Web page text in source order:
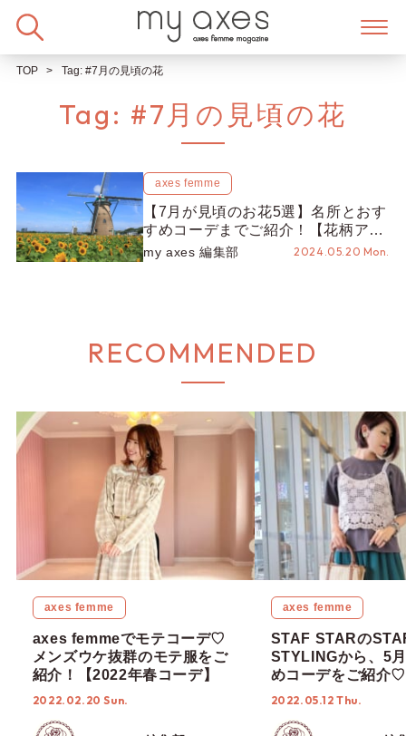
TOP Tag: #7月の見頃の花
Tag: #7月の見頃の花
axes femme
【7月が見頃のお花5選】名所とおす
すめコーデまでご紹介！【花柄アイ
テム】
my axes 編集部 2024.05.20 Mon.
RECOMMENDED
axes femme
axes femmeでモテコーデ♡
メンズウケ抜群のモテ服をご
紹介！【2022年春コーデ】
2022.02.20 Sun.
axes femme
STAF STARの
STYLINGから、5
めコーデをご紹介♡
2022.05.12 Thu.